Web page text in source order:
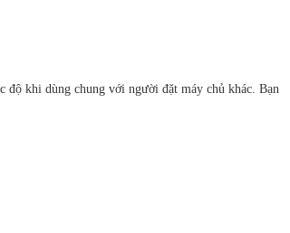
độ khi dùng chung với người đặt máy chủ khác. Bạn